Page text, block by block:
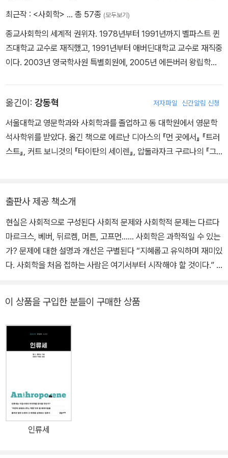
최근작 : <사회학> … 총 57종 (모두보기)
종교사회학의 세계적 권위자. 1978년부터 1991년까지 벨파스트 퀸
즈대학교 교수로 재직했고, 1991년부터 애버딘대학교 교수로 재직중
이다. 2003년 영국학사원 특별회원에, 2005년 에든버러 왕립학사
의 종교Scottish Gods: Religion in Modern Scotland』 등이 있
다.
옮긴이: 강동혁 저자파일 신간알림 신청
서울대학교 영문학과와 사회학과를 졸업하고 동 대학원에서 영문학
석사학위를 받았다. 옮긴 책으로 에르난 디아스의 『먼 곳에서』 『트러
스트』, 커트 보니것의 『타이탄의 세이렌』, 압둘라자크 구르나의 『그
출판사 제공 책소개
현실은 사회적으로 구성된다 사회적 문제와 사회학적 문제는 다르다
마르크스, 베버, 뒤르켐, 머튼, 고프먼…… 사회학은 과학적일 수 있는
가? 문제에 대한 설명과 개선은 구별된다 “지혜롭고 유익하며 재미있
다. 사회학을 처음 접하는 사람은 여기서부터 시작해야 할 것이다.” _
엇이 중요한지도, 이야기를 하는 방법도 잘 알고 있다. 보기 드문 역작
책은 사회계급, 범죄와 일탈행위, 교육, 노동, 종교, 나아가 정치적 분
리를 설명한다. 이번 전면개정판에서 저자는 사회학의 본질을 규명한
다. 아울러 사회과학에서의 ‘과학’을 강조하며 새로운 의제나 발상이
사회학을 형성하긴 하지만 객관적이고 가치중립적인 사회분석이 필
수적이라고 강조한다. 또 사회학이 사회과학이어야만 한다고 주장할
이 상품을 구입한 분들이 구매한 상품
인류세